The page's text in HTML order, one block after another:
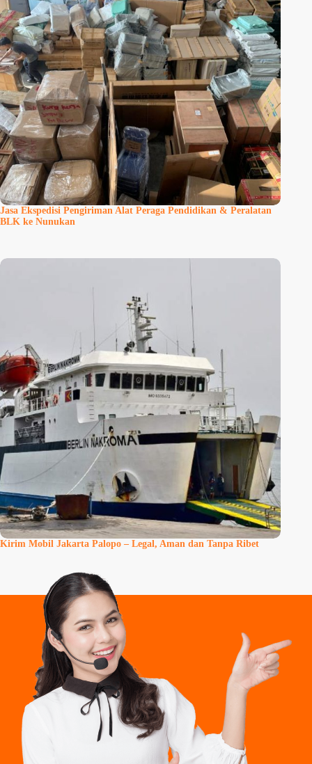
Jasa Ekspedisi Pengiriman Alat Peraga Pendidikan & Peralatan
BLK ke Nunukan
Kirim Mobil Jakarta Palopo – Legal, Aman dan Tanpa Ribet